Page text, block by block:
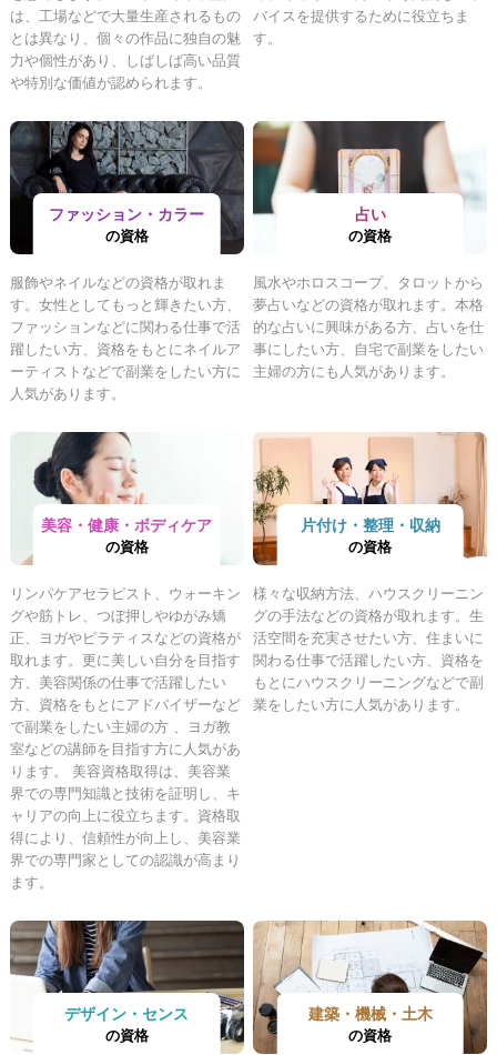
は、工場などで大量生産されるもの
とは異なり、個々の作品に独自の魅
力や個性があり、しばしば高い品質
や特別な価値が認められます。
バイスを提供するために役立ちま
す。
ファッション・カラー
の資格
服飾やネイルなどの資格が取れま
す。女性としてもっと輝きたい方、
ファッションなどに関わる仕事で活
躍したい方、資格をもとにネイルア
ーティストなどで副業をしたい方に
人気があります。
占い
の資格
風水やホロスコープ、タロットから
夢占いなどの資格が取れます。本格
的な占いに興味がある方、占いを仕
事にしたい方、自宅で副業をしたい
主婦の方にも人気があります。
美容・健康・ボディケア
の資格
リンパケアセラピスト、ウォーキン
グや筋トレ、つぼ押しやゆがみ矯
正、ヨガやピラティスなどの資格が
取れます。更に美しい自分を目指す
方、美容関係の仕事で活躍したい
方、資格をもとにアドバイザーなど
で副業をしたい主婦の方 、ヨガ教
室などの講師を目指す方に人気があ
ります。 美容資格取得は、美容業
界での専門知識と技術を証明し、キ
ャリアの向上に役立ちます。資格取
得により、信頼性が向上し、美容業
界での専門家としての認識が高まり
ます。
片付け・整理・収納
の資格
様々な収納方法、ハウスクリーニン
グの手法などの資格が取れます。生
活空間を充実させたい方、住まいに
関わる仕事で活躍したい方、資格を
もとにハウスクリーニングなどで副
業をしたい方に人気があります。
デザイン・センス
の資格
建築・機械・土木
の資格